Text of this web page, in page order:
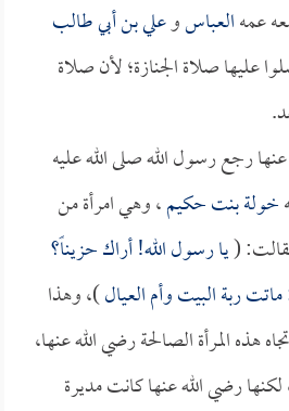
عمهالعباسوعلي بن أبي طالب
عليها صلاة الجنازة؛ لأن صلاة
رجع رسول الله صلى الله عليه
خولة بنت حكيم، وهي امرأة من
(يا رسول الله! أراك حزيناً؟
ربة البيت وأم العيال)، وهذا
هذه المرأة الصالحة رضي الله عنها،
رضي الله عنها كانت مديرة